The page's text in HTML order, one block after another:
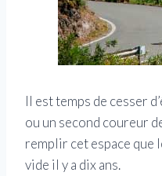
Il est temps de cesser
ou un second coureur
remplir cet espace que
vide il y a dix ans.